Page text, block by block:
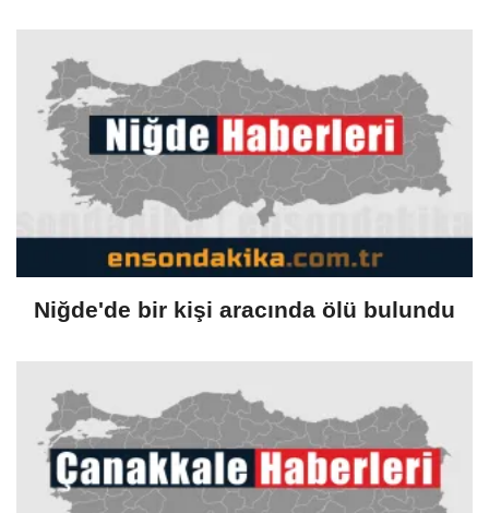
protokolü
Niğde'de bir kişi aracında ölü bulundu